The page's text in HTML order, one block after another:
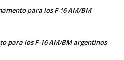
para los F-16 AM/BM
para los F-16 AM/BM argentinos